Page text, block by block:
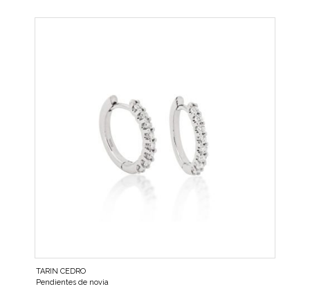
TARIN CEDRO
Pendientes de novia